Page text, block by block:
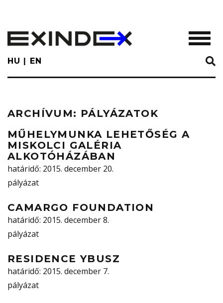
main
content
HU EN
ARCHÍVUM: PÁLYÁZATOK
MŰHELYMUNKA LEHETŐSÉG A
MISKOLCI GALÉRIA
ALKOTÓHÁZÁBAN
határidő: 2015. december 20.
pályázat
CAMARGO FOUNDATION
határidő: 2015. december 8.
pályázat
RESIDENCE YBUSZ
határidő: 2015. december 7.
pályázat